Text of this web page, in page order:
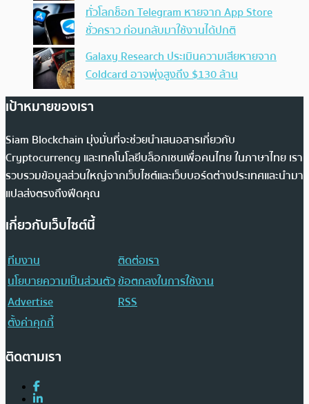
ทั่วโลกช็อก Telegram หายจาก App Store
ชั่วคราว ก่อนกลับมาใช้งานได้ปกติ
Galaxy Research ประเมินความเสียหายจาก
Coldcard อาจพุ่งสูงถึง $130 ล้าน
เป้าหมายของเรา
Siam Blockchain มุ่งมั่นที่จะช่วยนำเสนอสารเกี่ยวกับ
Cryptocurrency และเทคโนโลยีบล็อกเชนเพื่อคนไทย ในภาษาไทย เรา
รวบรวมข้อมูลส่วนใหญ่จากเว็บไซต์และเว็บบอร์ดต่างประเทศและนำมา
แปลส่งตรงถึงฟีดคุณ
เกี่ยวกับเว็บไซต์นี้
ทีมงาน
ติดต่อเรา
นโยบายความเป็นส่วนตัวข้อตกลงในการใช้งาน
Advertise
RSS
ตั้งค่าคุกกี้
ติดตามเรา